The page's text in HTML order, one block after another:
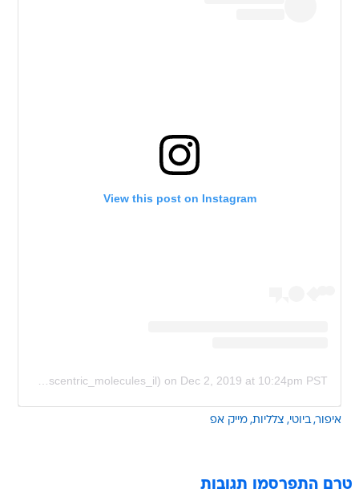
View this post on Instagram
A post shared by Escentric Molecules Israel (@escentric_molecules_il) on Dec 2, 2019 at 10:24pm PST
איפור ביוטי צלליות מייק אפ
טרם התפרסמו תגובות